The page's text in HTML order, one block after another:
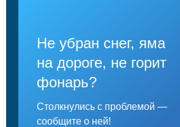
Не убран снег, яма
на дороге, не горит
фонарь?
Столкнулись с проблемой —
сообщите о ней!